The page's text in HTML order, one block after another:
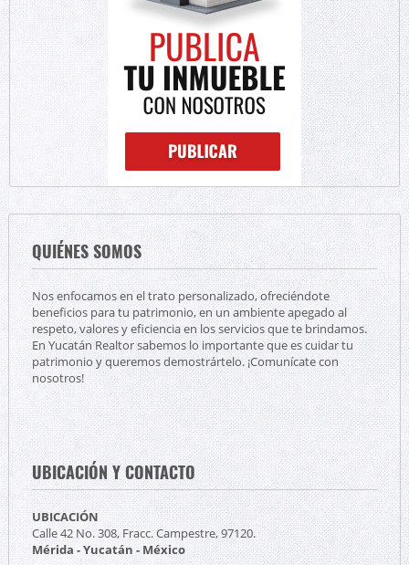
QUIÉNES SOMOS
Nos enfocamos en el trato personalizado, ofreciéndote
beneficios para tu patrimonio, en un ambiente apegado al
respeto, valores y eficiencia en los servicios que te brindamos.
En Yucatán Realtor sabemos lo importante que es cuidar tu
patrimonio y queremos demostrártelo. ¡Comunícate con
nosotros!
UBICACIÓN Y CONTACTO
UBICACIÓN
Calle 42 No. 308, Fracc. Campestre, 97120.
Mérida - Yucatán - México